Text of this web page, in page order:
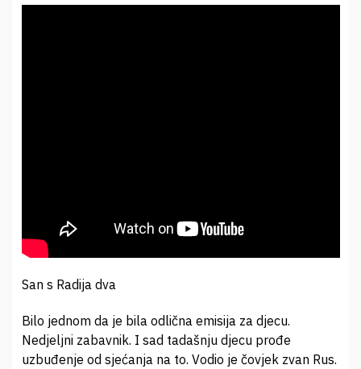
San s Radija dva
Bilo jednom da je bila odlična emisija za djecu.
Nedjeljni zabavnik. I sad tadašnju djecu prođe
uzbuđenje od sjećanja na to. Vodio je čovjek zvan Rus.